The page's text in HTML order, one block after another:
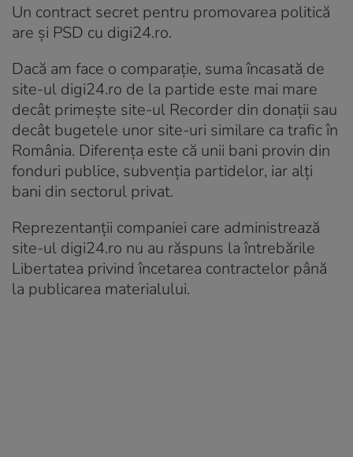
Un contract secret pentru promovarea politică
are și PSD cu digi24.ro.
Dacă am face o comparație, suma încasată de
site-ul digi24.ro de la partide este mai mare
decât primește site-ul Recorder din donații sau
decât bugetele unor site-uri similare ca trafic în
România. Diferența este că unii bani provin din
fonduri publice, subvenția partidelor, iar alți
bani din sectorul privat.
Reprezentanții companiei care administrează
site-ul digi24.ro nu au răspuns la întrebările
Libertatea privind încetarea contractelor până
la publicarea materialului.